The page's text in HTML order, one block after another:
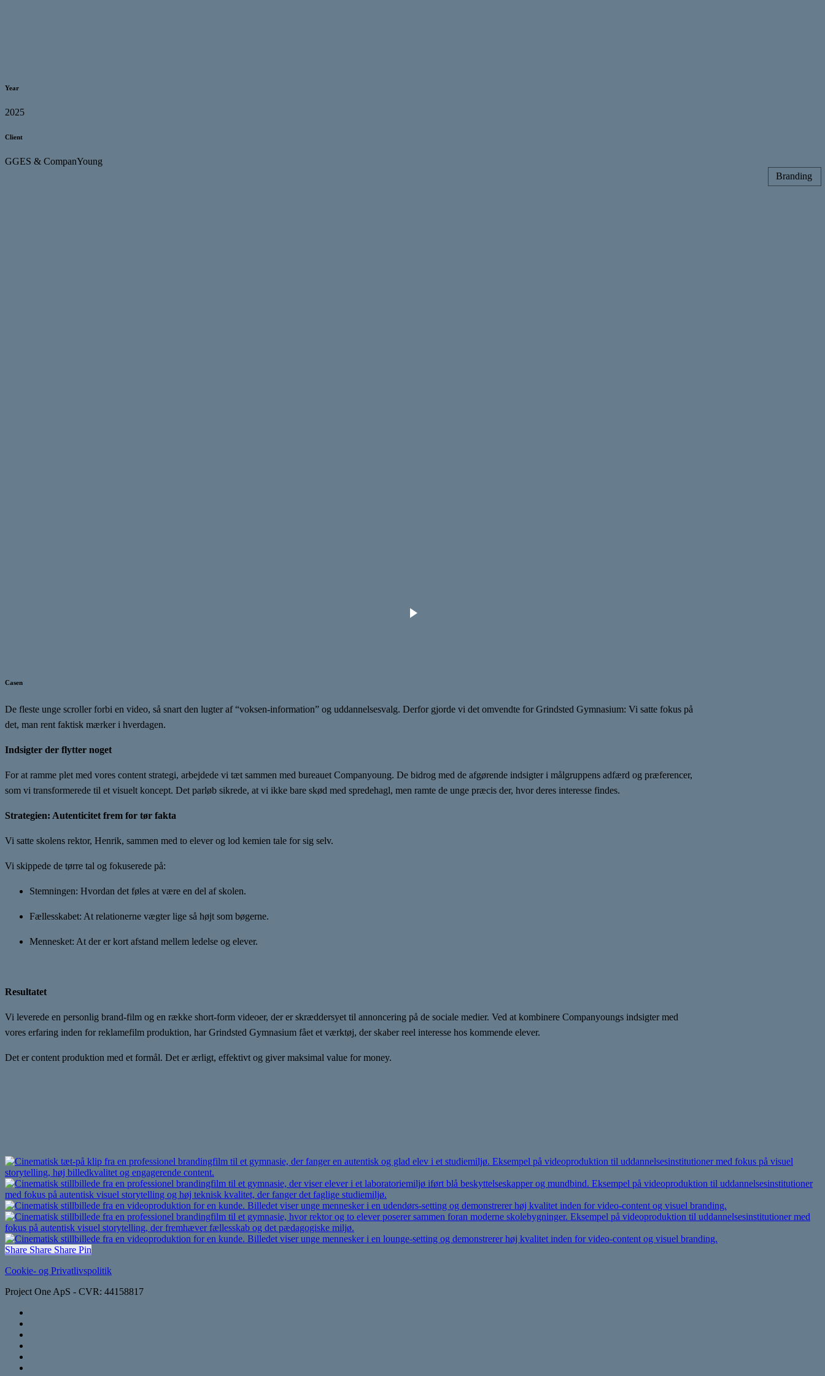
Year
2025
Client
GGES & CompanYoung
Branding
Casen
De fleste unge scroller forbi en video, så snart den lugter af “voksen-information” og uddannelsesvalg. Derfor gjorde vi det omvendte for Grindsted Gymnasium: Vi satte fokus på
det, man rent faktisk mærker i hverdagen.
Indsigter der flytter noget
For at ramme plet med vores content strategi, arbejdede vi tæt sammen med bureauet Companyoung. De bidrog med de afgørende indsigter i målgruppens adfærd og præferencer,
som vi transformerede til et visuelt koncept. Det parløb sikrede, at vi ikke bare skød med spredehagl, men ramte de unge præcis der, hvor deres interesse findes.
Strategien: Autenticitet frem for tør fakta
Vi satte skolens rektor, Henrik, sammen med to elever og lod kemien tale for sig selv.
Vi skippede de tørre tal og fokuserede på:
Stemningen: Hvordan det føles at være en del af skolen.
Fællesskabet: At relationerne vægter lige så højt som bøgerne.
Mennesket: At der er kort afstand mellem ledelse og elever.
Resultatet
Vi leverede en personlig brand-film og en række short-form videoer, der er skræddersyet til annoncering på de sociale medier. Ved at kombinere Companyoungs indsigter med
vores erfaring inden for reklamefilm produktion, har Grindsted Gymnasium fået et værktøj, der skaber reel interesse hos kommende elever.
Det er content produktion med et formål. Det er ærligt, effektivt og giver maksimal value for money.
Share
Share Share Share Pin
Cookie- og Privatlivspolitik
Project One ApS - CVR: 44158817